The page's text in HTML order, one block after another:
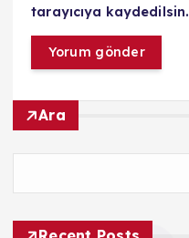
tarayıcıya kaydedilsin.
Ara